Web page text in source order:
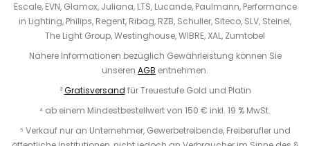
Escale, EVN, Glamox, Juliana, LTS, Lucande, Paulmann, Performance
in Lighting, Philips, Regent, Ribag, RZB, Schuller, Siteco, SLV, Steinel,
The Light Group, Westinghouse, WIBRE, XAL, Zumtobel
Nähere Informationen bezüglich Gewährleistung können Sie
unseren AGB entnehmen.
³Gratisversand für Treuestufe Gold und Platin
⁴ ab einem Mindestbestellwert von 150 € inkl. 19 % MwSt.
⁵ Verkauf nur an Unternehmer, Gewerbetreibende, Freiberufler und